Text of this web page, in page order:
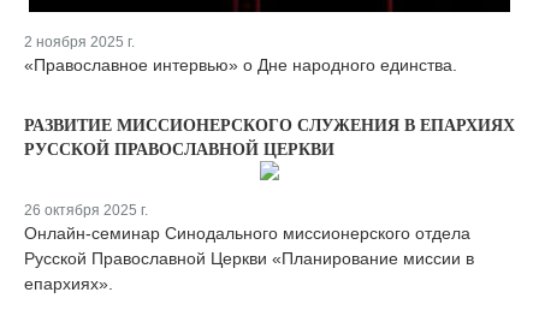
2 ноября 2025 г.
«Православное интервью» о Дне народного единства.
РАЗВИТИЕ МИССИОНЕРСКОГО СЛУЖЕНИЯ В ЕПАРХИЯХ
РУССКОЙ ПРАВОСЛАВНОЙ ЦЕРКВИ
26 октября 2025 г.
Онлайн-семинар Синодального миссионерского отдела
Русской Православной Церкви «Планирование миссии в
епархиях».